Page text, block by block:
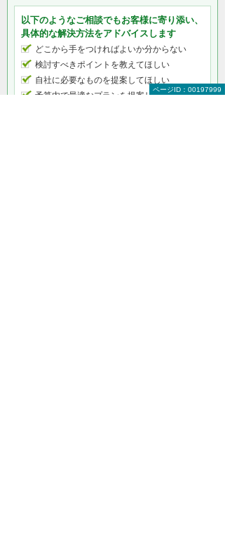
以下のようなご相談でもお客様に寄り添い、
具体的な解決方法をアドバイスします
どこから手をつければよいか分からない
検討すべきポイントを教えてほしい
自社に必要なものを提案してほしい
予算内で最適なプランを提案してほしい
ページID：00197999